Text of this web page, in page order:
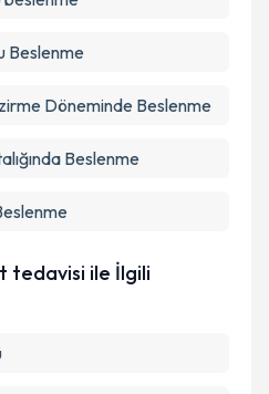
Beslenme
Döneminde Beslenme
Beslenme
tedavisi ile İlgili